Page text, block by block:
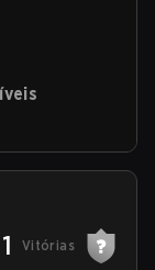
1 Vitórias